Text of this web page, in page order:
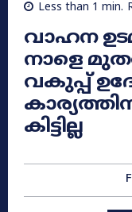
Less than 1 min.
വാഹന
നാളെ
വകുപ്പ്
കിട്ടില്ല